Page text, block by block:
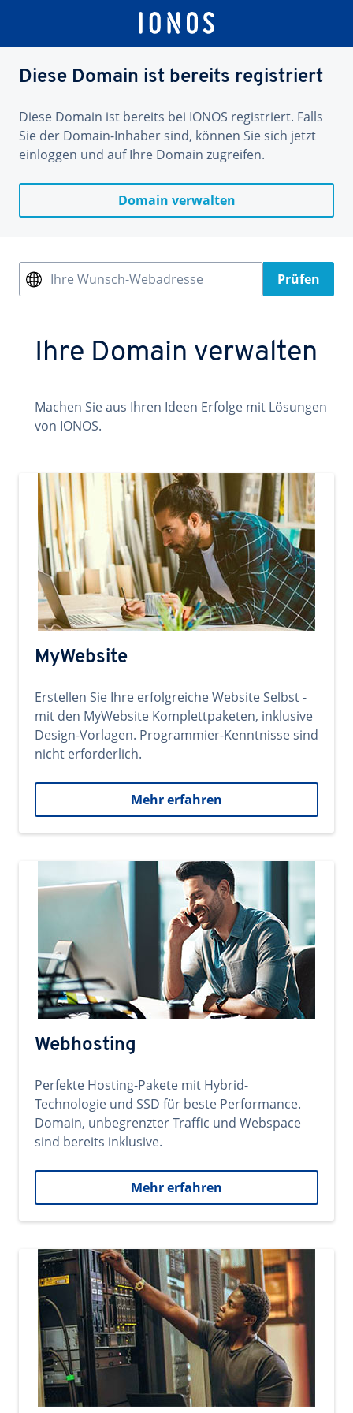
Diese Domain ist bereits registriert
Diese Domain ist bereits bei IONOS registriert. Falls
Sie der Domain-Inhaber sind, können Sie sich jetzt
einloggen und auf Ihre Domain zugreifen.
Domain verwalten
Ihre Wunsch-Webadresse Prüfen
Ihre Domain verwalten
Machen Sie aus Ihren Ideen Erfolge mit Lösungen
von IONOS.
MyWebsite
Erstellen Sie Ihre erfolgreiche Website Selbst -
mit den MyWebsite Komplettpaketen, inklusive
Design-Vorlagen. Programmier-Kenntnisse sind
nicht erforderlich.
Mehr erfahren
Webhosting
Perfekte Hosting-Pakete mit Hybrid-
Technologie und SSD für beste Performance.
Domain, unbegrenzter Traffic und Webspace
sind bereits inklusive.
Mehr erfahren